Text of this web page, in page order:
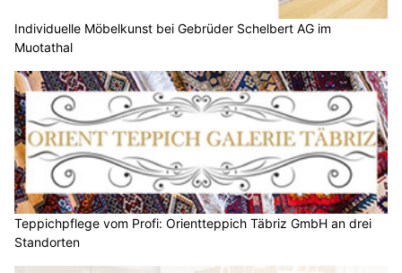
Individuelle Möbelkunst bei Gebrüder Schelbert AG im
Muotathal
Teppichpflege vom Profi: Orientteppich Täbriz GmbH an drei
Standorten